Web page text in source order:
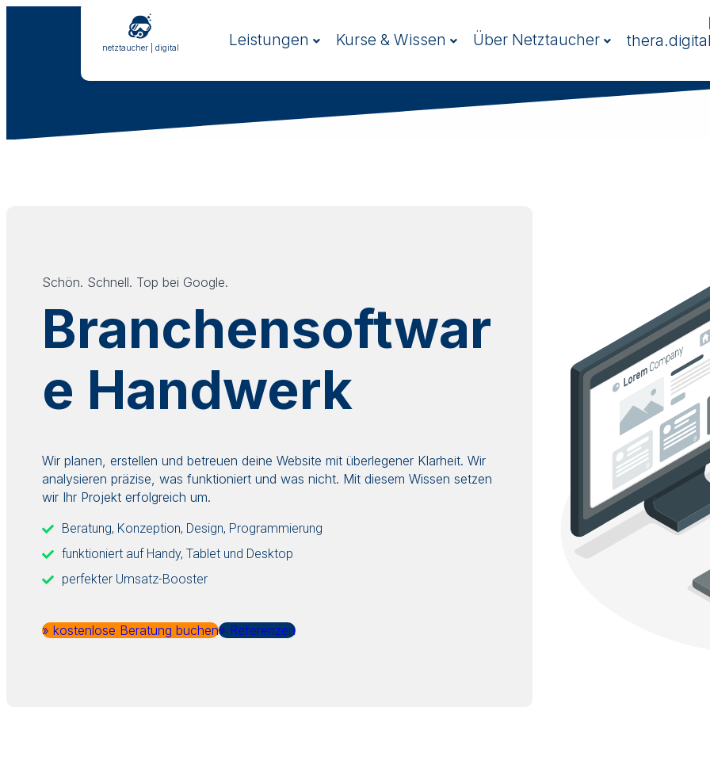
netztaucher | digital Leistungen Kurse & Wissen Über Netztaucher thera.digital
Schön. Schnell. Top bei Google.
Branchensoftwar
e Handwerk
Wir planen, erstellen und betreuen deine Website mit überlegener Klarheit. Wir
analysieren präzise, was funktioniert und was nicht. Mit diesem Wissen setzen
wir Ihr Projekt erfolgreich um.
Beratung, Konzeption, Design, Programmierung
funktioniert auf Handy, Tablet und Desktop
perfekter Umsatz-Booster
» kostenlose Beratung buchen» Referenzen